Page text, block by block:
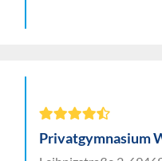
Privatgymnasium